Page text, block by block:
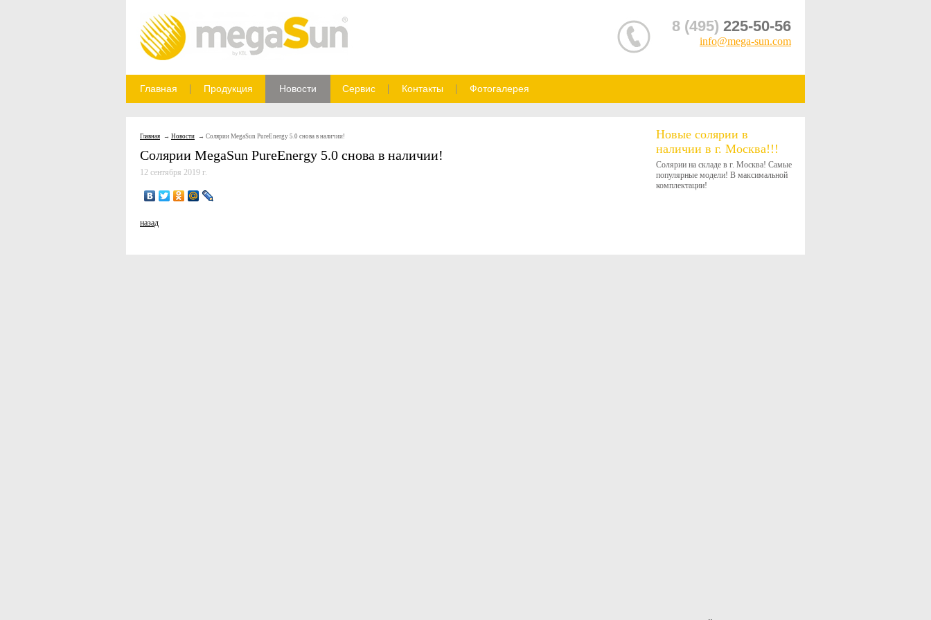
8 (495) 225-50-56
info@mega-sun.com
Главная Продукция Новости Сервис Контакты Фотогалерея
Главная Новости Солярии MegaSun PureEnergy 5.0 снова в наличии!
Солярии MegaSun PureEnergy 5.0 снова в наличии!
12 сентября 2019 г.
назад
Новые солярии в
наличии в г. Москва!!!
Солярии на складе в г. Москва! Самые
популярные модели! В максимальной
комплектации!